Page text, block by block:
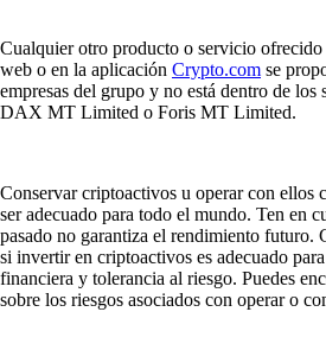
Cualquier otro producto o servicio ofrecido
web o en la aplicación Crypto.com se
empresas del grupo y no está dentro de
DAX MT Limited o Foris MT Limited.
Conservar criptoactivos u operar con ellos
ser adecuado para todo el mundo. Ten en
pasado no garantiza el rendimiento futuro.
si invertir en criptoactivos es adecuado
financiera y tolerancia al riesgo. Puedes
sobre los riesgos asociados con operar o